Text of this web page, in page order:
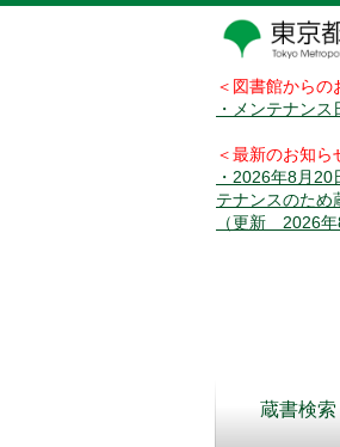
＜図書館から
・メンテナン
＜最新のお知ら
・2026年8月
テナンスのため
（更新 2026年
蔵書検索